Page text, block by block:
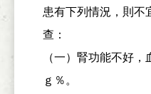
患有下列情況，則不
查：
（一）腎功能不好
ｇ％。